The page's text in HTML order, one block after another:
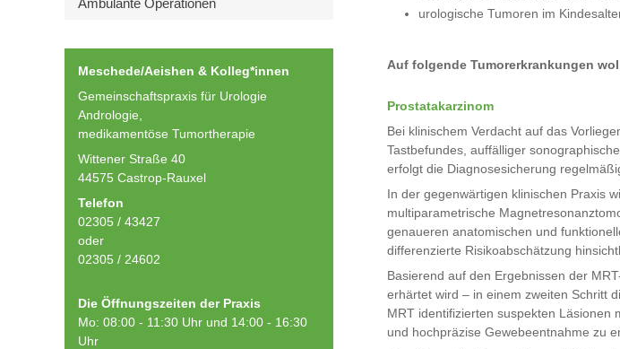
Ambulante Operationen
Meschede/Aeishen & Kolleg*innen
Gemeinschaftspraxis für Urologie
Andrologie,
medikamentöse Tumortherapie
Wittener Straße 40
44575 Castrop-Rauxel
Telefon
02305 / 43427
oder
02305 / 24602
Die Öffnungszeiten der Praxis
Mo: 08:00 - 11:30 Uhr und 14:00 - 16:30
Uhr
urologische Tumoren im
Auf folgende Tumorerkrankungen
Prostatakarzinom
Bei klinischem Verdacht auf das
Tastbefundes, auffälliger
erfolgt die Diagnosesicherung
In der gegenwärtigen klinischen Praxis
multiparametrische
genaueren anatomischen und
differenzierte Risikoabschätzung
Basierend auf den Ergebnissen der
erhärtet wird – in einem zweiten Schritt
MRT identifizierten suspekten Läsionen
und hochpräzise Gewebeentnahme zu